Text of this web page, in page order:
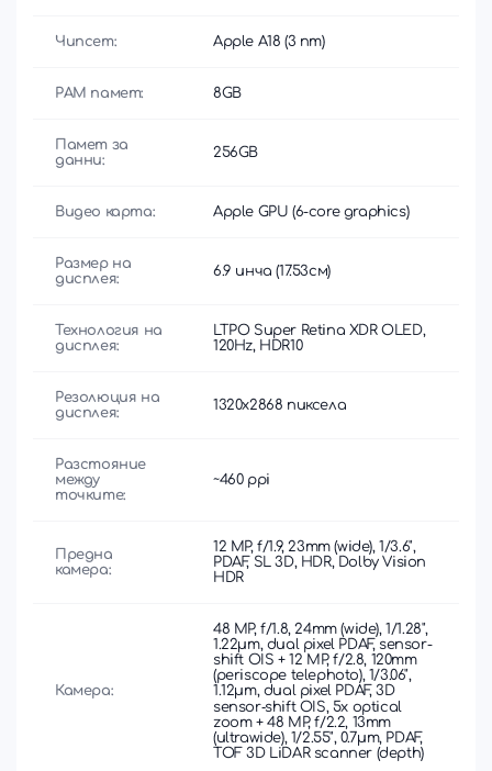
Чипсет: Apple A18 (3 nm)
РАМ памет: 8GB
Памет за
данни:
256GB
Видео карта: Apple GPU (6-core graphics)
Размер на
дисплея:
6.9 инча (17.53см)
Технология на
дисплея:
LTPO Super Retina XDR OLED,
120Hz, HDR10
Резолюция на
дисплея:
1320x2868 пиксела
Разстояние
между
точките:
~460 ppi
Предна
камера:
12 MP, f/1.9, 23mm (wide), 1/3.6",
PDAF, SL 3D, HDR, Dolby Vision
HDR
Камера:
48 MP, f/1.8, 24mm (wide), 1/1.28",
1.22µm, dual pixel PDAF, sensor-
shift OIS + 12 MP, f/2.8, 120mm
(periscope telephoto), 1/3.06",
1.12µm, dual pixel PDAF, 3D
sensor‑shift OIS, 5x optical
zoom + 48 MP, f/2.2, 13mm
(ultrawide), 1/2.55", 0.7µm, PDAF,
TOF 3D LiDAR scanner (depth)